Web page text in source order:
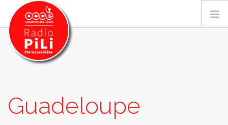
GRILLE DES PROGRAMMES
EMISSIONS / PODCASTS
Guadeloupe